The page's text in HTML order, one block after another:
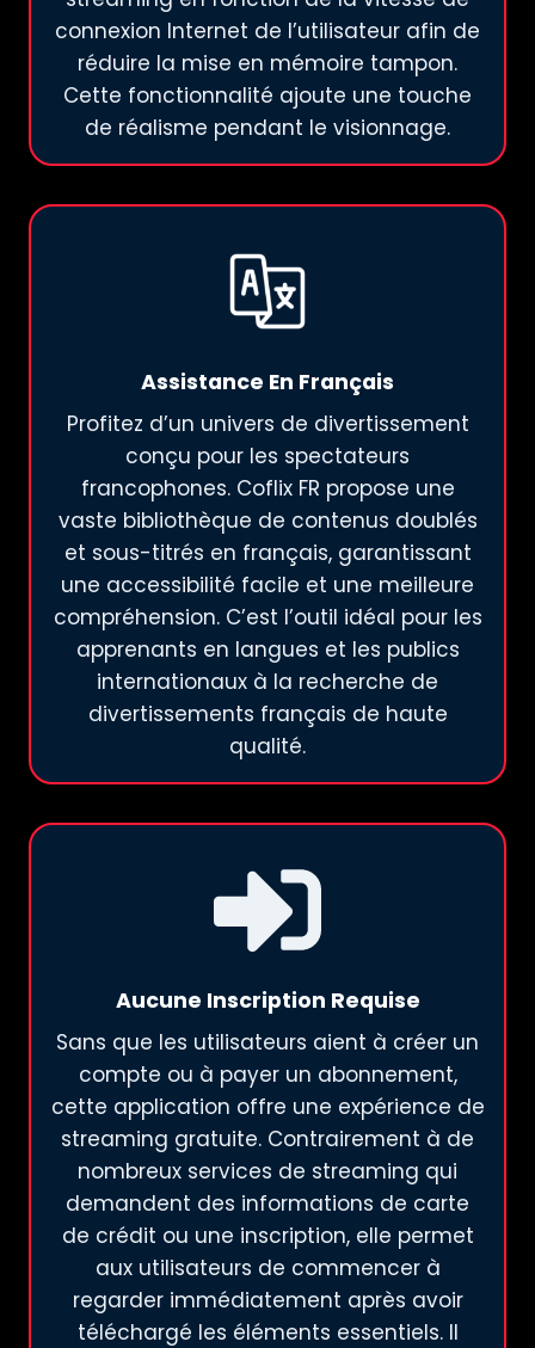
connexion Internet de l’utilisateur afin de
réduire la mise en mémoire tampon.
Cette fonctionnalité ajoute une touche
de réalisme pendant le visionnage.
Assistance En Français
Profitez d’un univers de divertissement
conçu pour les spectateurs
francophones. Coflix FR propose une
vaste bibliothèque de contenus doublés
et sous-titrés en français, garantissant
une accessibilité facile et une meilleure
compréhension. C’est l’outil idéal pour les
apprenants en langues et les publics
internationaux à la recherche de
divertissements français de haute
qualité.
Aucune Inscription Requise
Sans que les utilisateurs aient à créer un
compte ou à payer un abonnement,
cette application offre une expérience de
streaming gratuite. Contrairement à de
nombreux services de streaming qui
demandent des informations de carte
de crédit ou une inscription, elle permet
aux utilisateurs de commencer à
regarder immédiatement après avoir
téléchargé les éléments essentiels. Il